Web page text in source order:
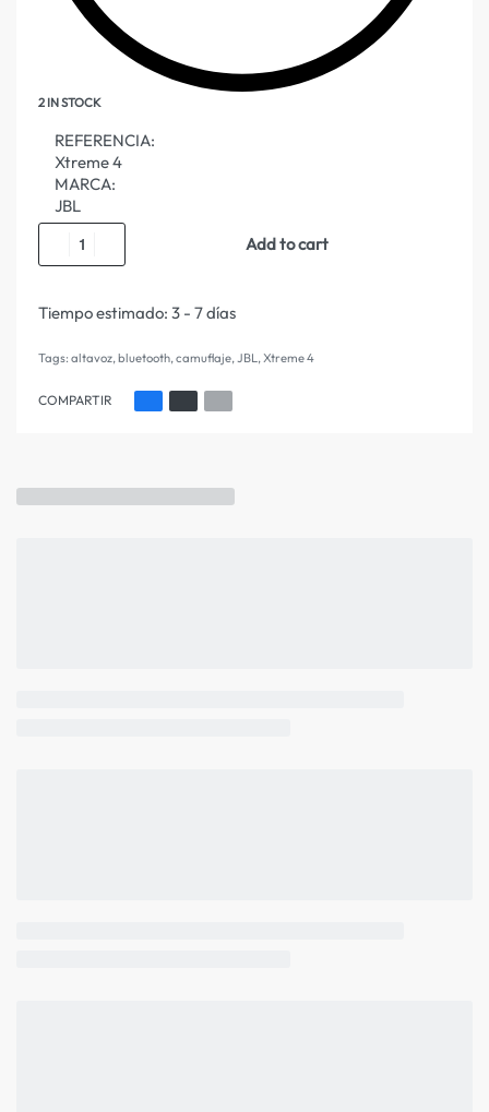
2 IN STOCK
REFERENCIA:
Xtreme 4
MARCA:
JBL
Add to cart
Tiempo estimado: 3 - 7 días
Tags: altavoz,bluetooth,camuflaje,JBL,Xtreme 4
COMPARTIR